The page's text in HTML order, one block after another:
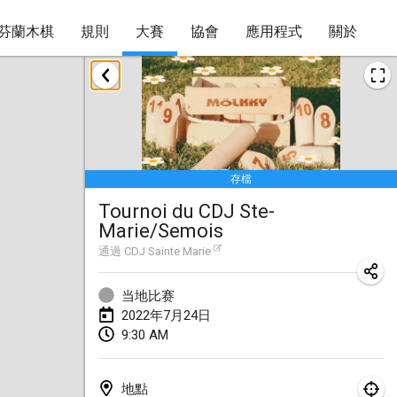
蘭木棋 規則 大賽 協會 應用程式 關於
存檔
Tournoi du CDJ Ste-
Marie/Semois
通過 CDJ Sainte Marie
当地比赛
2022年7月24日
9:30 AM
地點
2022年1月
取消
Tournoi Mixte ASPTTOM
2022年1月22日 法國
KKS Halli Duppeli
2022年1月22日 | 芬蘭
Mölkky Tournament - Doubles
2022年1月22日|日本
Suomelan Mölkky-open
2022年1月22日